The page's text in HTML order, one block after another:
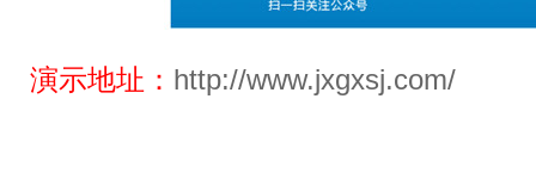
演示地址： http://www.jxgxsj.com/